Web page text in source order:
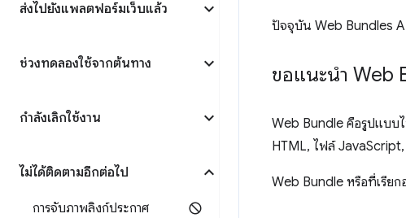
ส่งไปยังแพลตฟอร์มเว็บแล้ว
ช่วงทดลองใช้จากต้นทาง
กำลังเลิกใช้งาน
ไม่ได้ติดตามอีกต่อไป
การจับภาพลิงก์ประกาศ
ปัจจุบัน Web Bundles
ขอแนะนํา Web
Web Bundle คือรูปแบบไ
HTML, ไฟล์
Web Bundle หรือที่เรียก